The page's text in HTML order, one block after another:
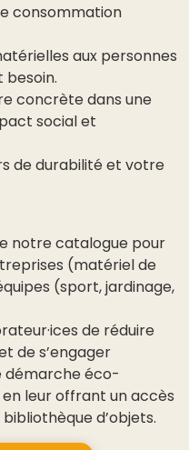
consommation
aux personnes
besoin.
concrète dans une
social et
de durabilité et votre
notre catalogue pour
(matériel de
(sport, jardinage,
de réduire
de s’engager
démarche éco-
leur offrant un accès
d’objets.